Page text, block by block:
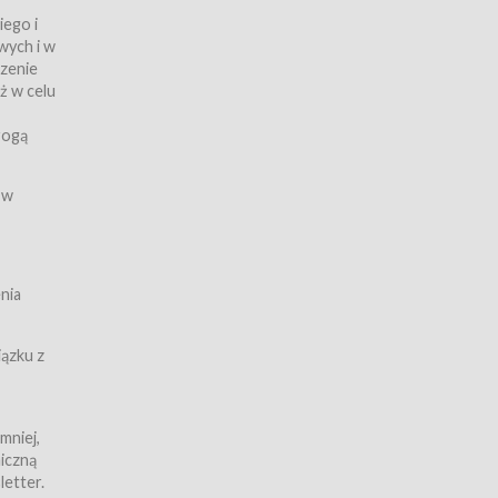
z
i
i w
w celu
z